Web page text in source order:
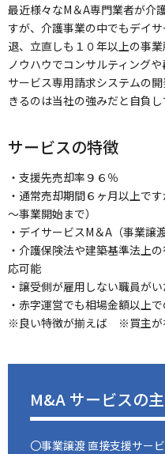
最近様々なM＆A専門業者が介
すが、介護事業の中でもデイ
退、立直しも１０年以上の事
ノウハウでコンサルティング
サービス専用請求システムの
きるのは当社の強みだと自負し
サービスの特徴
・支援先売却率９６％
・通常売却期間６ヶ月以上で
～事業開始まで）
・デイサービスM＆A（事業譲
・介護保険法や建築基準法上
応可能
・譲受側が雇用しない職員が
・赤字運営でも相場金額以上
※良い特徴が揃えば ※買主が
M&A サービスの
〇事業譲渡 直接支援サー